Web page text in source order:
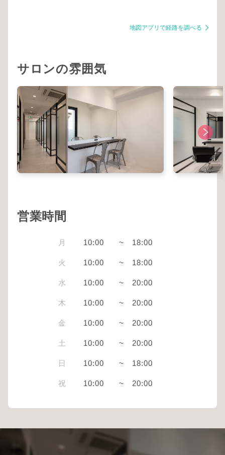
地図アプリで経路を調べる
サロンの雰囲気
営業時間
月 10:00 ~ 18:00
火 10:00 ~ 18:00
水 10:00 ~ 20:00
木 10:00 ~ 20:00
金 10:00 ~ 20:00
土 10:00 ~ 20:00
日 10:00 ~ 18:00
祝 10:00 ~ 20:00